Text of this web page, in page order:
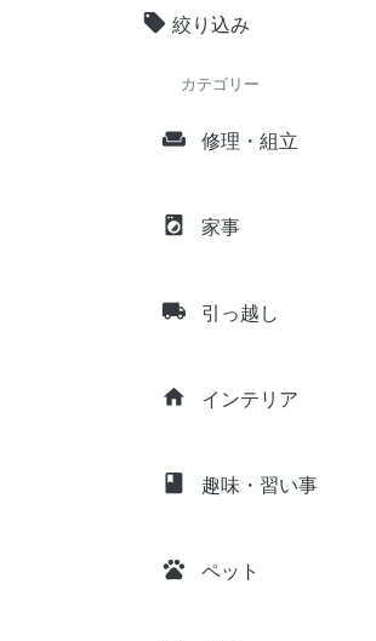
local_offer 絞り込み
カテゴリー
weekend 修理・組立
local_laundry_service 家事
local_shipping 引っ越し
home インテリア
class 趣味・習い事
pets ペット